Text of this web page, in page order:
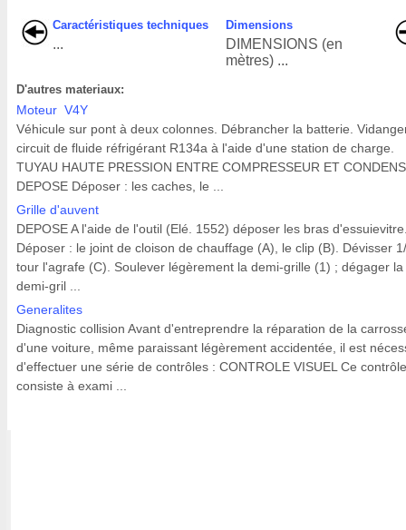
Caractéristiques techniques
...
Dimensions
DIMENSIONS (en
mètres) ...
D'autres materiaux:
Moteur V4Y
Véhicule sur pont à deux colonnes. Débrancher la batterie.
circuit de fluide réfrigérant R134a à l'aide d'une station de charge.
TUYAU HAUTE PRESSION ENTRE COMPRESSEUR ET
DEPOSE Déposer : les caches, le ...
Grille d'auvent
DEPOSE A l'aide de l'outil (Elé. 1552) déposer les bras
Déposer : le joint de cloison de chauffage (A), le clip (B). Dévisser
tour l'agrafe (C). Soulever légèrement la demi-grille (1) ; dégager la
demi-gril ...
Generalites
Diagnostic collision Avant d'entreprendre la réparation de la
d'une voiture, même paraissant légèrement accidentée, il est
d'effectuer une série de contrôles : CONTROLE VISUEL Ce contrôle
consiste à exami ...